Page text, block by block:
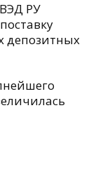
РУ
депозитных